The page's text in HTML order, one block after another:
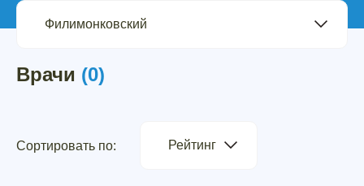
Врачи (0)
Сортировать по: Рейтинг